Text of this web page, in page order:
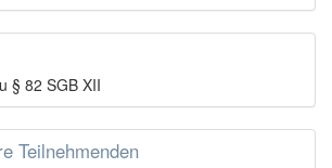
§ 82 SGB XII
Teilnehmenden